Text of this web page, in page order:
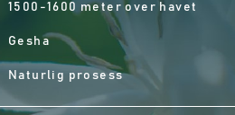
1500-1600 meter over havet
Gesha
Naturlig prosess